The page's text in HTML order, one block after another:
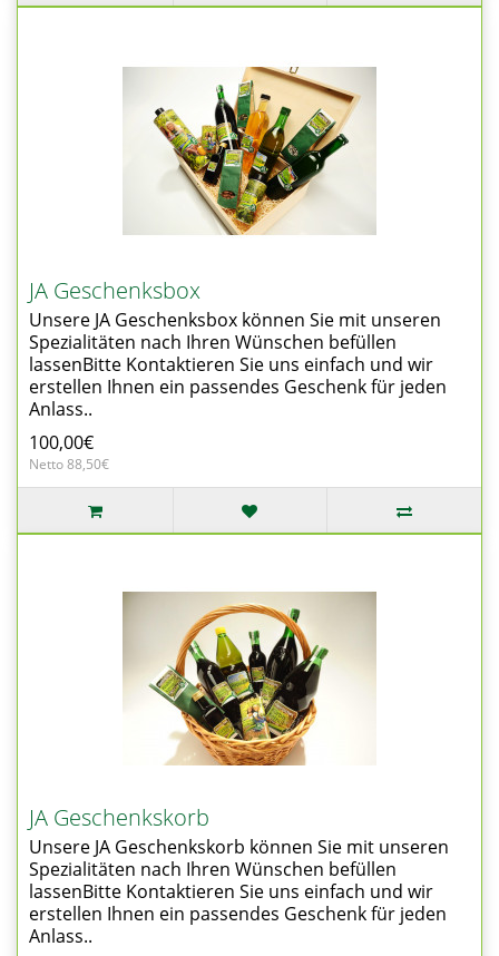
JA Geschenksbox
Unsere JA Geschenksbox können Sie mit unseren
Spezialitäten nach Ihren Wünschen befüllen
lassenBitte Kontaktieren Sie uns einfach und wir
erstellen Ihnen ein passendes Geschenk für jeden
Anlass..
100,00€
Netto 88,50€
JA Geschenkskorb
Unsere JA Geschenkskorb können Sie mit unseren
Spezialitäten nach Ihren Wünschen befüllen
lassenBitte Kontaktieren Sie uns einfach und wir
erstellen Ihnen ein passendes Geschenk für jeden
Anlass..